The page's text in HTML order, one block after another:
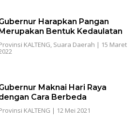
Harapkan Pangan
Merupakan Bentuk Kedaulatan
KALTENG, Suara Daerah | 15 Maret
Maknai Hari Raya
Cara Berbeda
KALTENG | 12 Mei 2021